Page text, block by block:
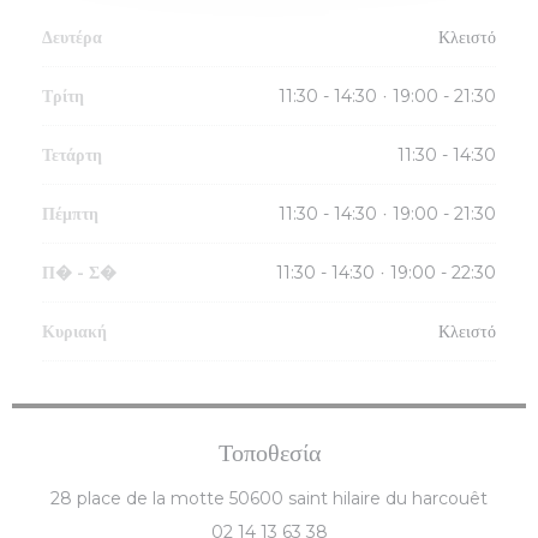
Δευτέρα Κλειστό
Τρίτη 11:30 - 14:30 • 19:00 - 21:30
Τετάρτη 11:30 - 14:30
Πέμπτη 11:30 - 14:30 • 19:00 - 21:30
Π� - Σ� 11:30 - 14:30 • 19:00 - 22:30
Κυριακή Κλειστό
Τοποθεσία
28 place de la motte 50600 saint hilaire du harcouêt
02 14 13 63 38